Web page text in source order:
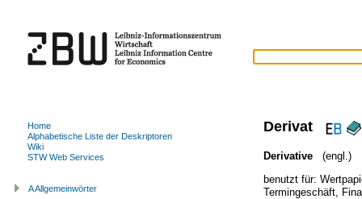
Derivat
Derivative
(engl.)
benutzt für:
Termingeschäft,
Home
Alphabetische Liste der Deskriptoren
Wiki
STW Web Services
A Allgemeinwörter